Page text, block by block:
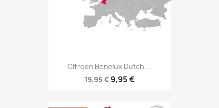
Citroen Benelux Dutch,...
19,95 € 9,95 €